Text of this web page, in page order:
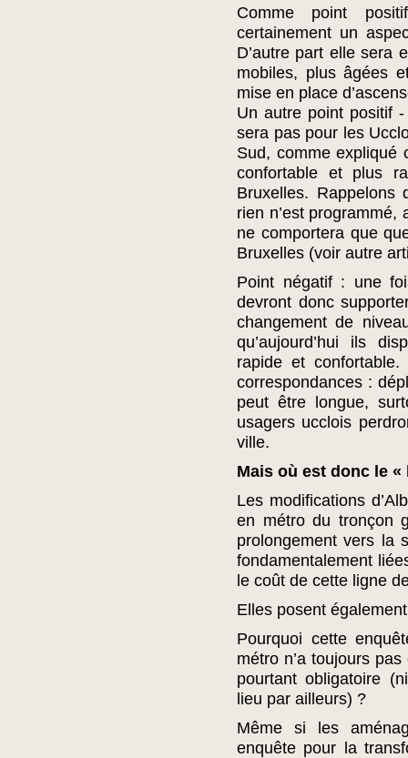
Comme point
certainement un
D’autre part elle sera
mobiles, plus âgées
mise en place
Un autre point positif
sera pas pour les
Sud, comme expliqué
confortable et plus
Bruxelles. Rappelons
rien n’est programmé,
ne comportera que
Bruxelles (voir autre
Point négatif : une
devront donc
changement de
qu’aujourd’hui ils
rapide et
correspondances :
peut être longue,
usagers ucclois
ville.
Mais où est donc le «
Les modifications
en métro du tronçon
prolongement vers la
fondamentalement
le coût de cette ligne
Elles posent
Pourquoi cette
métro n’a toujours
pourtant obligatoire
lieu par ailleurs) ?
Même si les
enquête pour la